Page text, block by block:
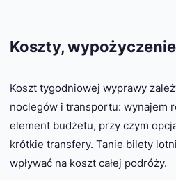
Koszty,
Koszt tygodniowej wyprawy
noclegów i transportu: wynajem
element budżetu, przy czym
krótkie transfery. Tanie bilety
wpływać na koszt całej podróży.